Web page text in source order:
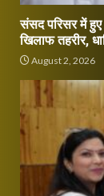
संसद परिसर में
खिलाफ तहरीर,
August 2, 2026